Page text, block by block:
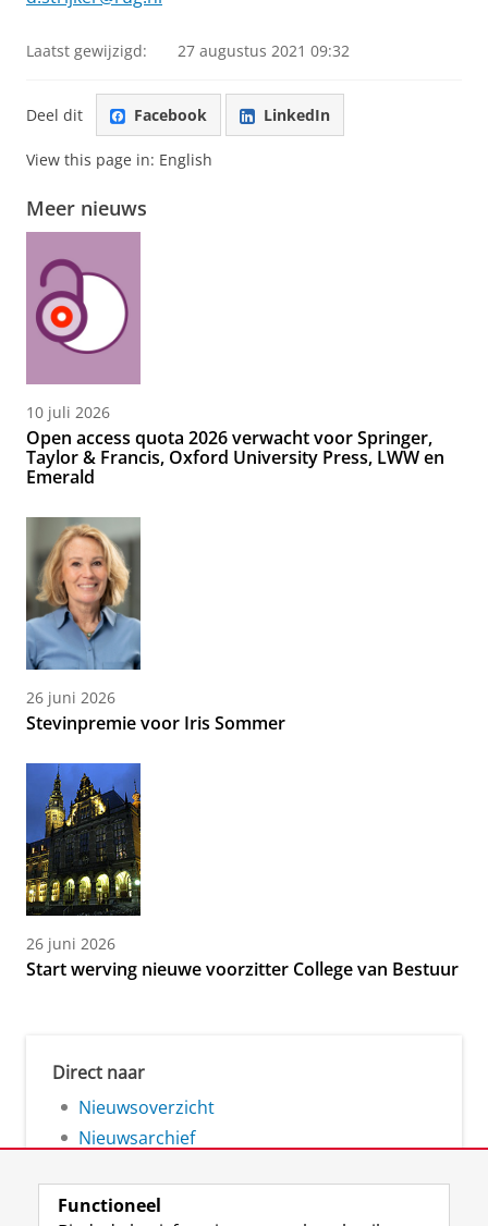
Laatst gewijzigd: 27 augustus 2021 09:32
Deel dit Facebook LinkedIn
View this page in: English
Meer nieuws
10 juli 2026
Open access quota 2026 verwacht voor Springer,
Taylor & Francis, Oxford University Press, LWW en
Emerald
26 juni 2026
Stevinpremie voor Iris Sommer
26 juni 2026
Start werving nieuwe voorzitter College van Bestuur
Direct naar
Nieuwsoverzicht
Nieuwsarchief
Functioneel